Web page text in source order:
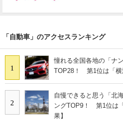
「自動車」のアクセスランキング
1
憧れる全国各地の「ナ
TOP28！ 第1位は「横
2
自慢できると思う「北
ングTOP9！ 第1位は
果】